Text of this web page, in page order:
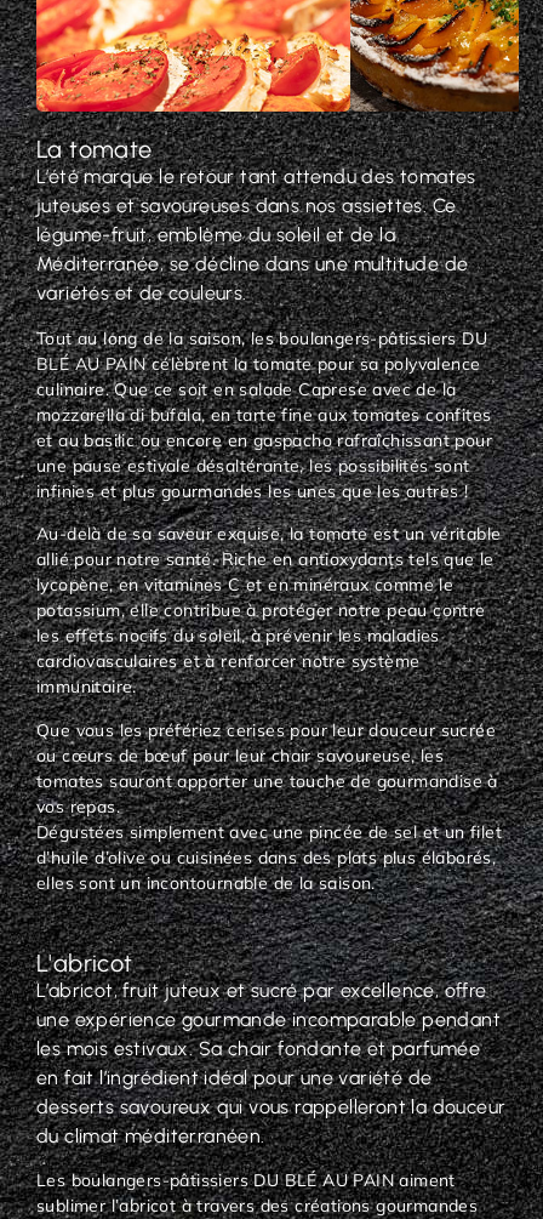
La tomate
L’été marque le retour tant attendu des tomates
juteuses et savoureuses dans nos assiettes. Ce
légume-fruit, emblème du soleil et de la
Méditerranée, se décline dans une multitude de
variétés et de couleurs.
Tout au long de la saison, les boulangers-pâtissiers DU
BLÉ AU PAIN célèbrent la tomate pour sa polyvalence
culinaire. Que ce soit en salade Caprese avec de la
mozzarella di bufala, en tarte fine aux tomates confites
et au basilic ou encore en gaspacho rafraîchissant pour
une pause estivale désaltérante, les possibilités sont
infinies et plus gourmandes les unes que les autres !
Au-delà de sa saveur exquise, la tomate est un véritable
allié pour notre santé. Riche en antioxydants tels que le
lycopène, en vitamines C et en minéraux comme le
potassium, elle contribue à protéger notre peau contre
les effets nocifs du soleil, à prévenir les maladies
cardiovasculaires et à renforcer notre système
immunitaire.
Que vous les préfériez cerises pour leur douceur sucrée
ou cœurs de bœuf pour leur chair savoureuse, les
tomates sauront apporter une touche de gourmandise à
vos repas.
Dégustées simplement avec une pincée de sel et un filet
d’huile d’olive ou cuisinées dans des plats plus élaborés,
elles sont un incontournable de la saison.
L'abricot
L’abricot, fruit juteux et sucré par excellence, offre
une expérience gourmande incomparable pendant
les mois estivaux. Sa chair fondante et parfumée
en fait l’ingrédient idéal pour une variété de
desserts savoureux qui vous rappelleront la douceur
du climat méditerranéen.
Les boulangers-pâtissiers DU BLÉ AU PAIN aiment
sublimer l’abricot à travers des créations gourmandes